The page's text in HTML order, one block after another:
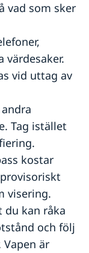
vad som sker
värdesaker.
vid uttag av
Tag istället
kostar
visering.
du kan råka
och följ
är